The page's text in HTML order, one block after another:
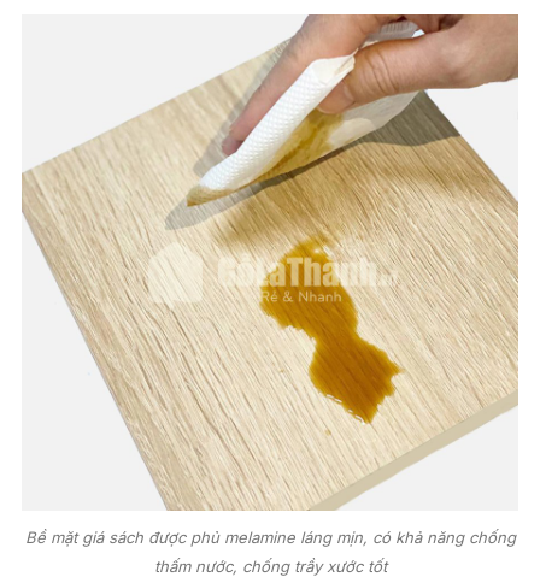
Bề mặt giá sách được phủ melamine láng mịn, có khả năng chống
thấm nước, chống trầy xước tốt